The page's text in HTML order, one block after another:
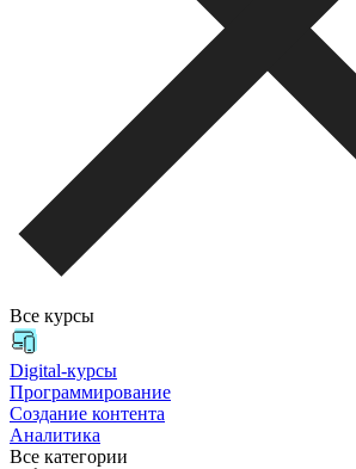
Все курсы
Digital-курсы
Программирование
Создание контента
Аналитика
Все категории